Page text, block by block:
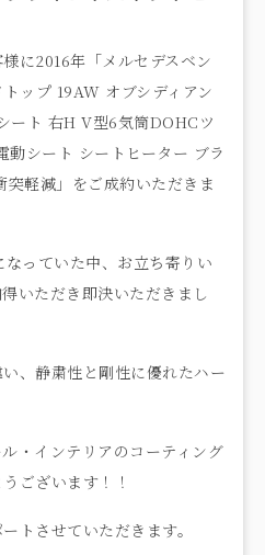
に2016年「メルセデスベン
ップ 19AW オブシディアン
ート 右H V型6気筒DOHCツ
動シート シートヒーター ブラ
軽減」をご成約いただきま
っていた中、お立ち寄りい
いただき即決いただきまし
、静粛性と剛性に優れたハー
・インテリアのコーティング
ございます！！
トさせていただきます。